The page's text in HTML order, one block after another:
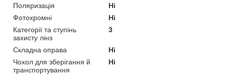
Поляризація
Ні
Фотохромні
Ні
Категорії та ступінь
захисту лінз
3
Складна оправа
Ні
Чохол для зберігання й
транспортування
Ні